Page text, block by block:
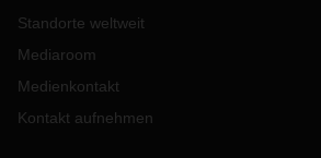
Standorte weltweit
Mediaroom
Medienkontakt
Kontakt aufnehmen